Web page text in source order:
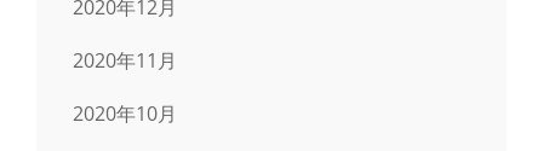
2020年12月
2020年11月
2020年10月